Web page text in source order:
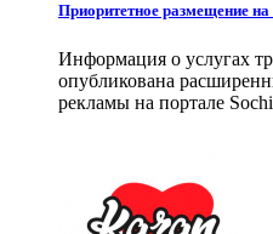
Приоритетное размещение
Информация о услугах
опубликована
рекламы на портале